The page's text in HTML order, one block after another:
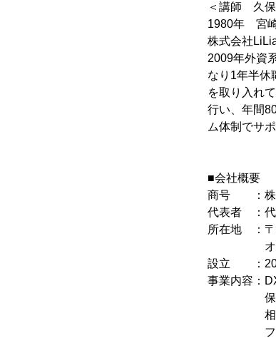
＜講師 久保
1980年 宮
株式会社
2009年外資
なり1年半休
を取り入れ
行い、年間
ム体制でサ
■会社概要
商号 ：株
代表者 ：
所在地 ：〒
オフィス
設立 ：
事業内容：
保険代
相続・事
ファイナ